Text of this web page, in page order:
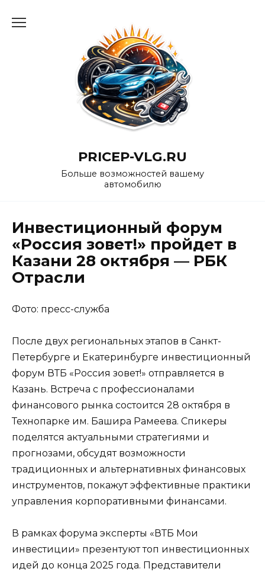
PRICEP-VLG.RU
Больше возможностей вашему
автомобилю
Инвестиционный форум
«Россия зовет!» пройдет в
Казани 28 октября — РБК
Отрасли
Фото: пресс-служба
После двух региональных этапов в Санкт-
Петербурге и Екатеринбурге инвестиционный
форум ВТБ «Россия зовет!» отправляется в
Казань. Встреча с профессионалами
финансового рынка состоится 28 октября в
Технопарке им. Башира Рамеева. Спикеры
поделятся актуальными стратегиями и
прогнозами, обсудят возможности
традиционных и альтернативных финансовых
инструментов, покажут эффективные практики
управления корпоративными финансами.
В рамках форума эксперты «ВТБ Мои
инвестиции» презентуют топ инвестиционных
идей до конца 2025 года. Представители